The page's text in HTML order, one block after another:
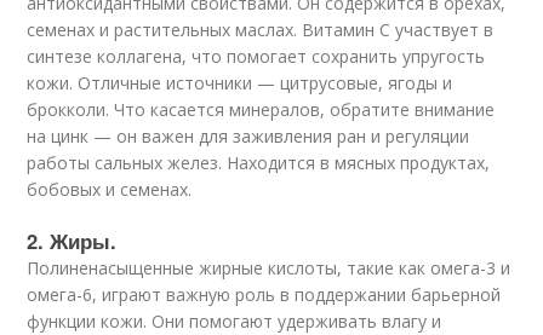
семенах и растительных маслах. Витамин C участвует в
синтезе коллагена, что помогает сохранить упругость
кожи. Отличные источники — цитрусовые, ягоды и
брокколи. Что касается минералов, обратите внимание
на цинк — он важен для заживления ран и регуляции
работы сальных желез. Находится в мясных продуктах,
бобовых и семенах.
2. Жиры.
Полиненасыщенные жирные кислоты, такие как омега-3 и
омега-6, играют важную роль в поддержании барьерной
функции кожи. Они помогают удерживать влагу и